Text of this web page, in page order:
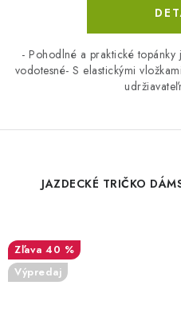
- Pohodlné a praktické
vodotesné- S elastickými
JAZDECKÉ TRIČKO
40 %
Výpredaj